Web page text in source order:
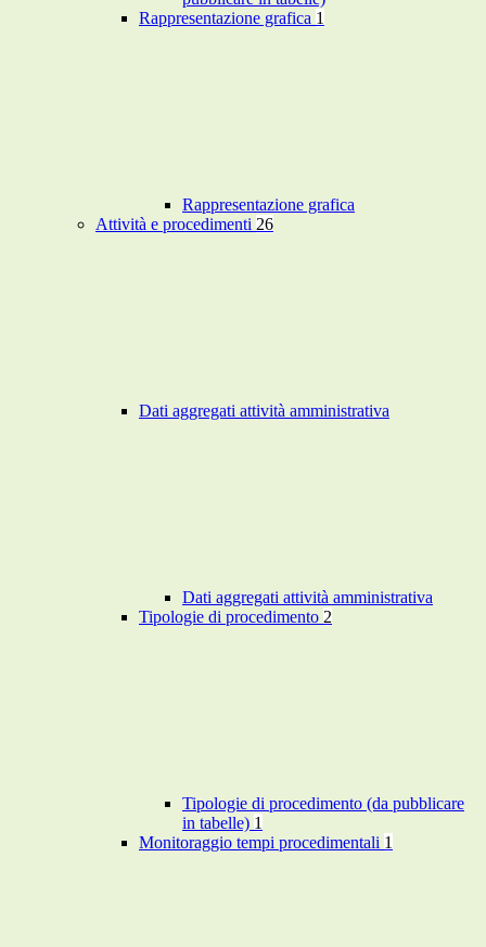
Rappresentazione grafica 1
Rappresentazione grafica
Attività e procedimenti 26
Dati aggregati attività amministrativa
Dati aggregati attività amministrativa
Tipologie di procedimento 2
Tipologie di procedimento (da pubblicare
in tabelle) 1
Monitoraggio tempi procedimentali 1